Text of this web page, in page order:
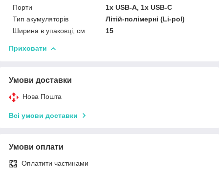
Порти
1x USB-A, 1x USB-C
Тип акумуляторів
Літій-полімерні (Li-pol)
Ширина в упаковці, см
15
Приховати
Умови доставки
Нова Пошта
Всі умови доставки
Умови оплати
Оплатити частинами